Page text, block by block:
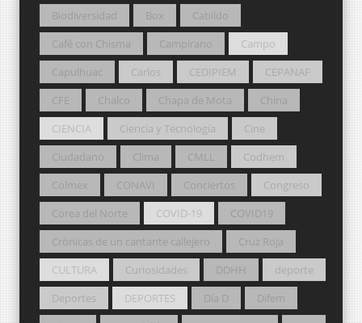
Biodiversidad
Box
Cabildo
Café con Chisma
Campirano
Campo
Capulhuac
Carlos CEDIPIEM
CEPANAF
CFE
Chalco Chapa de Mota
China
CIENCIA
Ciencia y Tecnología
Cine
Ciudadano
Clima CMLL
Codhem
Colmex
CONAVI Conciertos
Congreso
Corea del Norte
COVID-19
COVID19
Crónicas de un cantante callejero
Cruz Roja
CULTURA
Curiosidades DDHH
deporte
Deportes
DEPORTES Día D
Difem